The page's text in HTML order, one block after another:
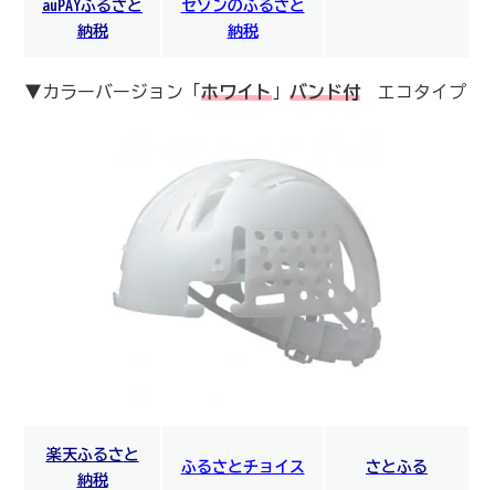
auPAYふるさと
納税
セゾンのふるさと
納税
▼カラーバージョン「 ホワイト 」 バンド付エコタイプ
楽天ふるさと
納税
ふるさとチョイス さとふる